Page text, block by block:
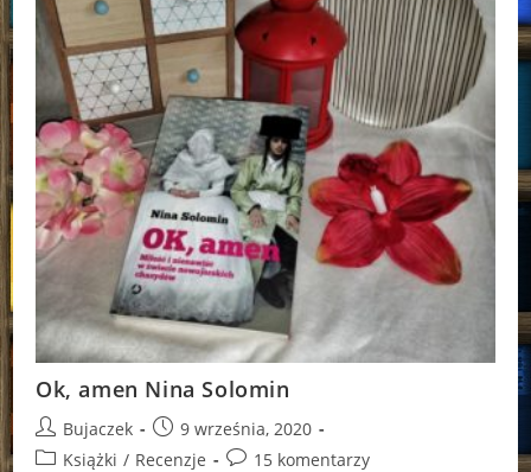
Ok, amen Nina Solomin
Post
author:
Bujaczek
Post
published:
9 września, 2020
PostKsiążki / Recenzje
Post15 komentarzy